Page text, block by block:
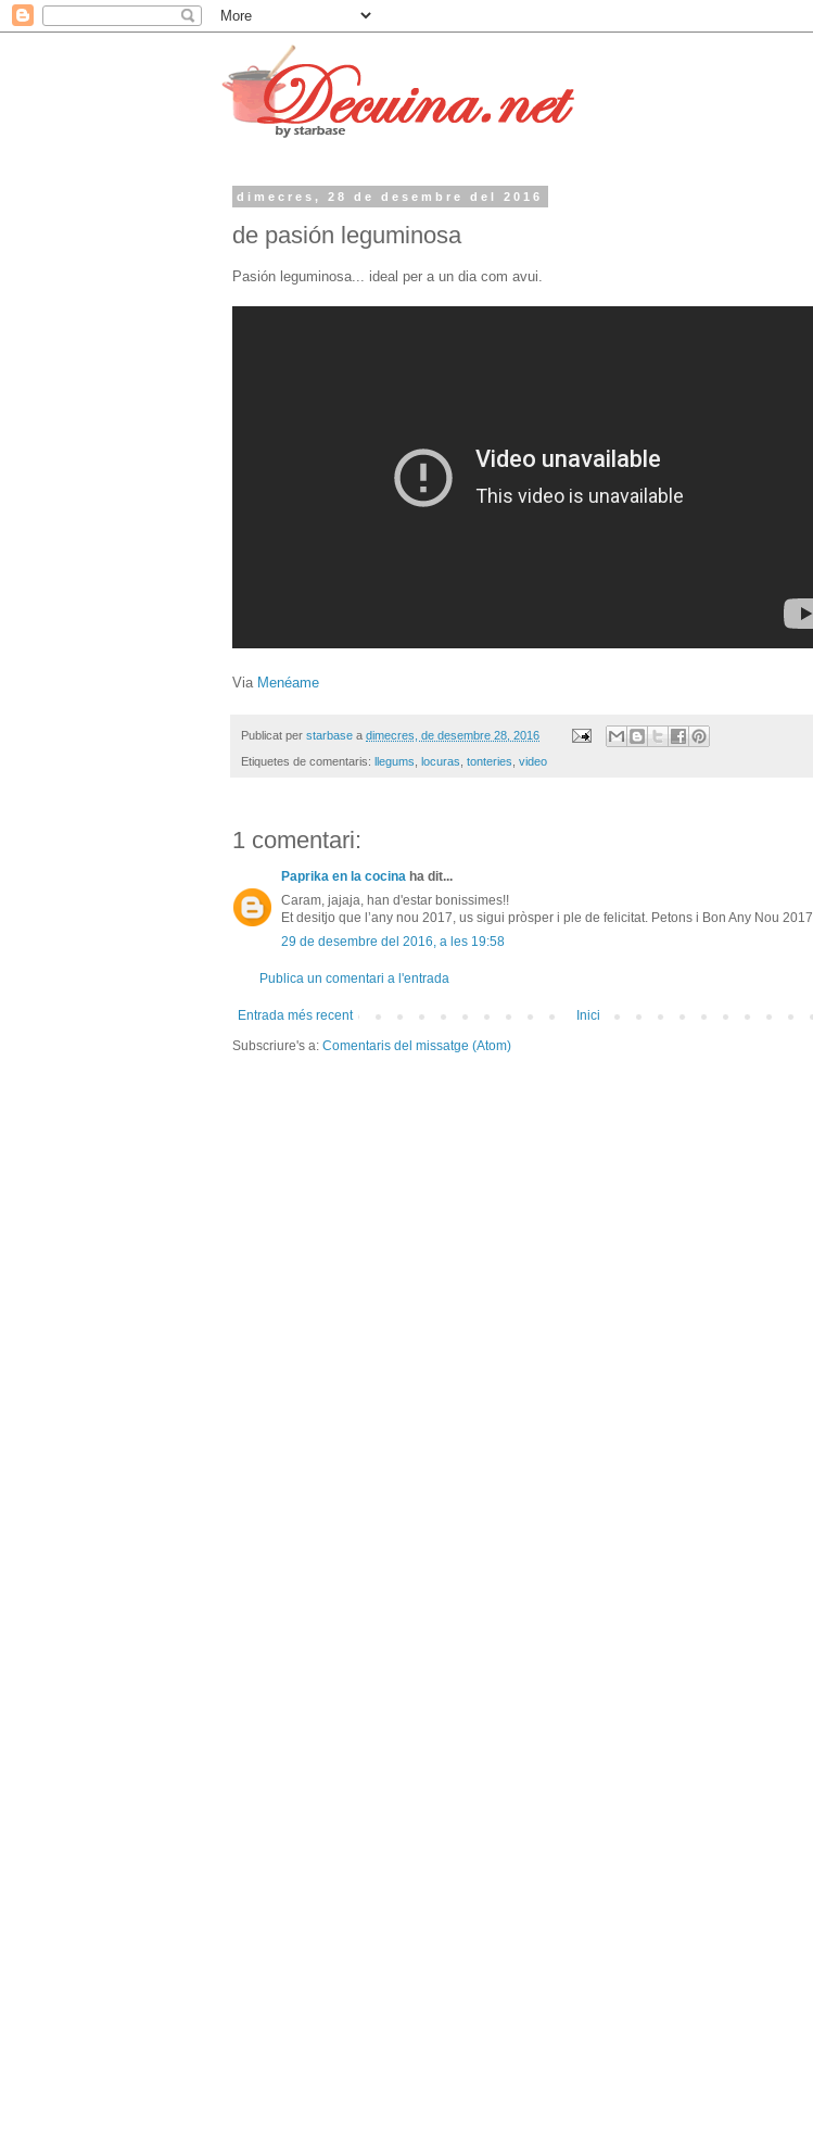
dimecres, 28 de desembre del 2016
de pasión leguminosa
Pasión leguminosa... ideal per a un dia com avui.
Via Menéame
Publicat per starbase a dimecres, de desembre 28, 2016
Etiquetes de comentaris: llegums locuras tonteries video
1 comentari:
Paprika en la cocina ha dit...
Caram, jajaja, han d'estar bonissimes!!
Et desitjo que l’any nou 2017, us sigui pròsper i ple de felicitat. Petons i Bon Any Nou 2017
29 de desembre del 2016, a les 19:58
Publica un comentari a l'entrada
Entrada més recent
Inici
Subscriure's a: Comentaris del missatge (Atom)